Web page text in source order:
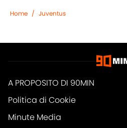
Home / Juventus
A PROPOSITO DI 90MIN
Politica di Cookie
Minute Media